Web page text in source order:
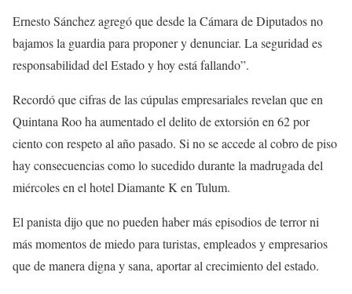
Ernesto Sánchez agregó que desde la Cámara de Diputados no
bajamos la guardia para proponer y denunciar. La seguridad es
responsabilidad del Estado y hoy está fallando”.
Recordó que cifras de las cúpulas empresariales revelan que en
Quintana Roo ha aumentado el delito de extorsión en 62 por
ciento con respeto al año pasado. Si no se accede al cobro de piso
hay consecuencias como lo sucedido durante la madrugada del
miércoles en el hotel Diamante K en Tulum.
El panista dijo que no pueden haber más episodios de terror ni
más momentos de miedo para turistas, empleados y empresarios
que de manera digna y sana, aportar al crecimiento del estado.